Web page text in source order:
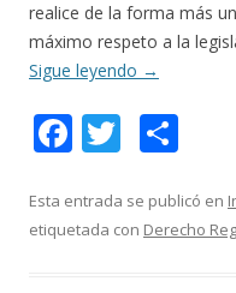
realice de la forma más
máximo respeto a la
Sigue leyendo →
F
e
b
T
itt
er
m
p
Esta entrada se publicó en
etiquetada con Derecho